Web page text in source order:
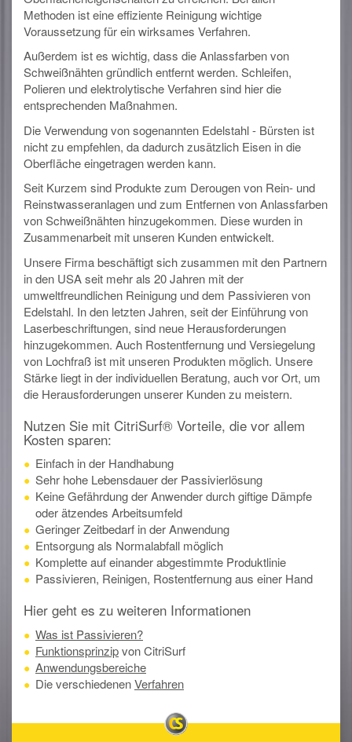
Methoden ist eine effiziente Reinigung wichtige
Voraussetzung für ein wirksames Verfahren.
Außerdem ist es wichtig, dass die Anlassfarben von
Schweißnähten gründlich entfernt werden. Schleifen,
Polieren und elektrolytische Verfahren sind hier die
entsprechenden Maßnahmen.
Die Verwendung von sogenannten Edelstahl - Bürsten ist
nicht zu empfehlen, da dadurch zusätzlich Eisen in die
Oberfläche eingetragen werden kann.
Seit Kurzem sind Produkte zum Derougen von Rein- und
Reinstwasseranlagen und zum Entfernen von Anlassfarben
von Schweißnähten hinzugekommen. Diese wurden in
Zusammenarbeit mit unseren Kunden entwickelt.
Unsere Firma beschäftigt sich zusammen mit den Partnern
in den USA seit mehr als 20 Jahren mit der
umweltfreundlichen Reinigung und dem Passivieren von
Edelstahl. In den letzten Jahren, seit der Einführung von
Laserbeschriftungen, sind neue Herausforderungen
hinzugekommen. Auch Rostentfernung und Versiegelung
von Lochfraß ist mit unseren Produkten möglich. Unsere
Stärke liegt in der individuellen Beratung, auch vor Ort, um
die Herausforderungen unserer Kunden zu meistern.
Nutzen Sie mit CitriSurf® Vorteile, die vor allem
Kosten sparen:
Einfach in der Handhabung
Sehr hohe Lebensdauer der Passivierlösung
Keine Gefährdung der Anwender durch giftige Dämpfe
oder ätzendes Arbeitsumfeld
Geringer Zeitbedarf in der Anwendung
Entsorgung als Normalabfall möglich
Komplette auf einander abgestimmte Produktlinie
Passivieren, Reinigen, Rostentfernung aus einer Hand
Hier geht es zu weiteren Informationen
Was ist Passivieren?
Funktionsprinzipvon CitriSurf
Anwendungsbereiche
Die verschiedenenVerfahren